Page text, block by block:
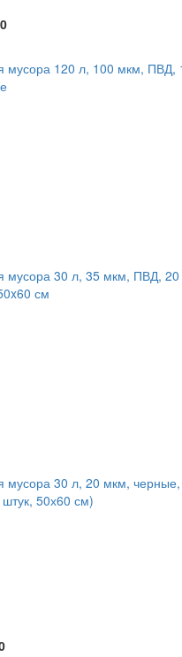
мусора 120 л, 100 мкм, ПВД,
мусора 30 л, 35 мкм, ПВД,
см
мусора 30 л, 20 мкм,
50х60 см)